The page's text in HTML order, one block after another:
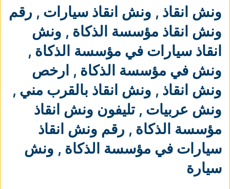
ونش انقاذ , ونش انقاذ سيارات , رقم
ونش انقاذ مؤسسة الذكاة , ونش
انقاذ سيارات في مؤسسة الذكاة ,
ونش في مؤسسة الذكاة , ارخص
ونش انقاذ , ونش انقاذ بالقرب مني ,
ونش عربيات , تليفون ونش انقاذ
مؤسسة الذكاة , رقم ونش انقاذ
سيارات في مؤسسة الذكاة , ونش
سيارة